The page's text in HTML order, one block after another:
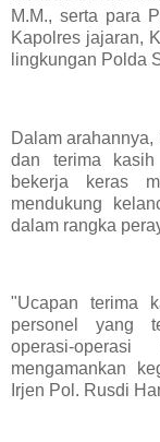
M.M., serta para
Kapolres jajaran,
lingkungan Polda
Dalam
dan terima
bekerja keras
mendukung
dalam rangka
"Ucapan terima
personel yang
operasi-
mengamankan
Irjen Pol. Rusdi